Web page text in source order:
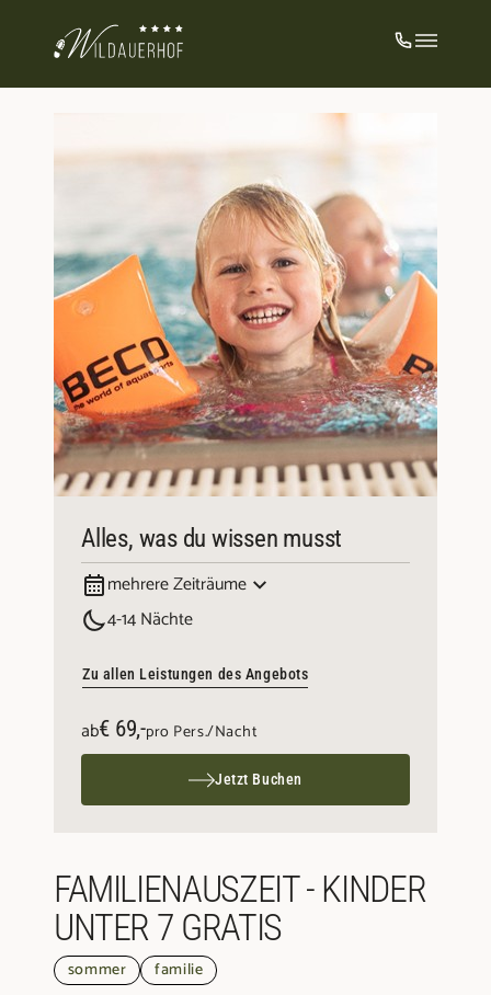
Familienfreundlich unterwegs
Ein besonderes Highlight: Bei uns sind
Kinder unter 7 Jahren kostenfrei dabei!
Alles, was du wissen musst
mehrere Zeiträume
01.08.2026 bis 24.08.2026
24.08.2026 bis 14.09.2026
14.09.2026 bis 25.10.2026
4-14 Nächte
Zu allen Leistungen des Angebots
pro Pers./Nacht
ab€ 69,-
Jetzt Buchen
FAMILIENAUSZEIT - KINDER
UNTER 7 GRATIS
sommer familie